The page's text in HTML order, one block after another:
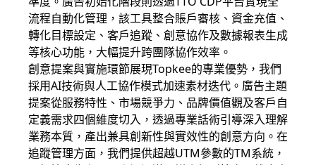
流程自動化管理，該工具整合賬戶審核、資金充值、
轉化目標設定、客戶追蹤、創意協作及數據報表生成
等核心功能，大幅提升跨團隊協作效率。
創意提案與實施環節展現Topkee的專業優勢，我們
採用AI技術與人工協作模式加速素材迭代。廣告主題
提案從服務特性、市場競爭力、品牌價值觀及客戶自
定義需求四個維度切入，透過專業話術引導深入理解
業務本質，產出兼具創新性與實效性的創意方向。在
追蹤管理方面，我們提供超越UTM參數的TM系統，